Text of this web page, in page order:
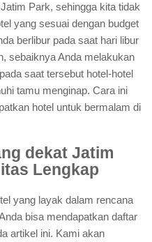
Park, sehingga kita tidak
yang sesuai dengan budget
berlibur pada saat hari libur
sebaiknya Anda melakukan
saat tersebut hotel-hotel
tamu menginap. Cara ini
hotel untuk bermalam di
dekat Jatim
Lengkap
yang layak dalam rencana
bisa mendapatkan daftar
artikel ini. Kami akan